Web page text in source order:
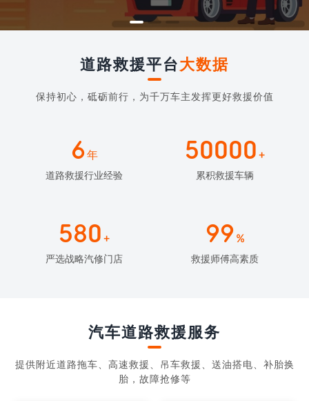
道路救援平台大数据
保持初心，砥砺前行，为千万车主发挥更好救援价值
6年
道路救援行业经验
50000 +
累积救援车辆
580 +
严选战略汽修门店
99 %
救援师傅高素质
汽车道路救援服务
提供附近道路拖车、高速救援、吊车救援、送油搭电、补胎换
胎，故障抢修等